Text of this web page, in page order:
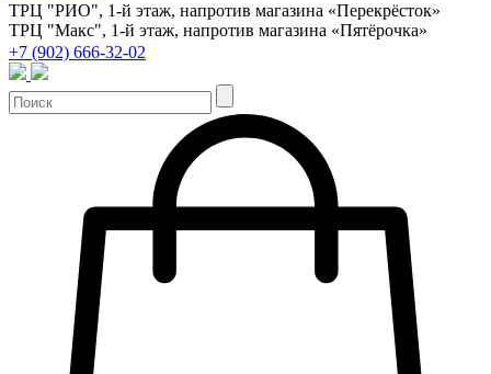
ТРЦ "РИО", 1-й этаж, напротив магазина «Перекрёсток»
ТРЦ "Макс", 1-й этаж, напротив магазина «Пятёрочка»
+7 (902) 666-32-02